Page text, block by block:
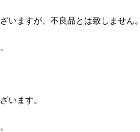
いますが、不良品とは致しません
います。